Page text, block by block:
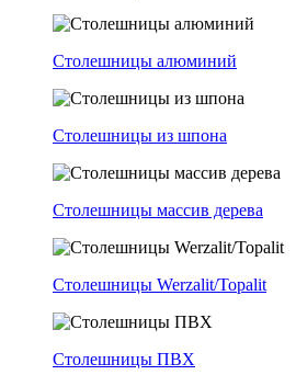
Столешницы алюминий
Столешницы из шпона
Столешницы массив дерева
Столешницы Werzalit/Topalit
Столешницы ПВХ